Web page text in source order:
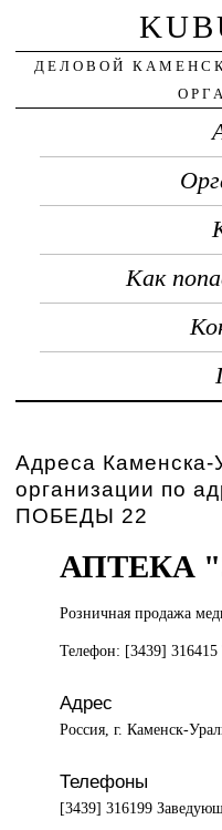
ДЕЛОВОЙ
Как
Адреса Каменска-
организации по
ПОБЕДЫ 22
АПТЕКА
Розничная продажа
Телефон: [3439] 316415
Адрес
Россия, г. Каменск-
Телефоны
[3439] 316199